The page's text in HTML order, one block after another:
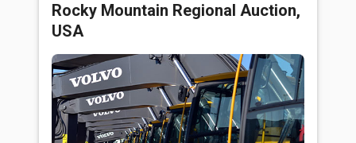
Rocky Mountain Regional Auction,
USA